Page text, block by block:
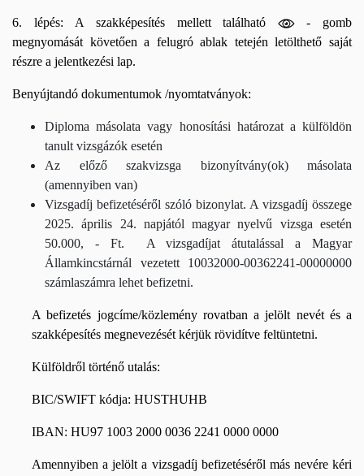
6. lépés: A szakképesítés mellett található
- gomb
megnyomását követően a felugró ablak tetején letölthető saját
részre a jelentkezési lap.
Benyújtandó dokumentumok /nyomtatványok:
Diploma másolata vagy honosítási határozat a külföldön
tanult vizsgázók esetén
Az előző szakvizsga bizonyítvány(ok) másolata
(amennyiben van)
Vizsgadíj befizetéséről szóló bizonylat. A vizsgadíj összege
2025. április 24. napjától magyar nyelvű vizsga esetén
50.000, - Ft. A vizsgadíjat átutalással a Magyar
Államkincstárnál vezetett 10032000-00362241-00000000
számlaszámra lehet befizetni.
A befizetés jogcíme/közlemény rovatban a jelölt nevét és a
szakképesítés megnevezését kérjük rövidítve feltüntetni.
Külföldről történő utalás:
BIC/SWIFT kódja: HUSTHUHB
IBAN: HU97 1003 2000 0036 2241 0000 0000
Amennyiben a jelölt a vizsgadíj befizetéséről más nevére kéri